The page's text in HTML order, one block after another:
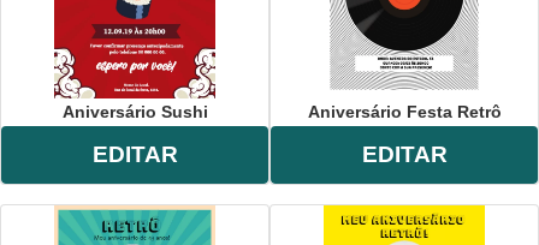
Aniversário Sushi
EDITAR
Aniversário Festa Retrô
EDITAR